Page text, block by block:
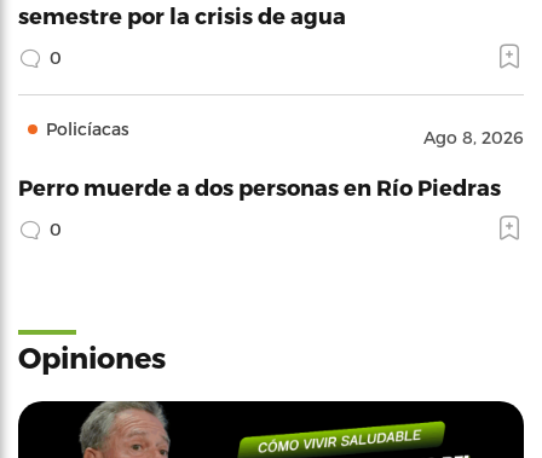
semestre por la crisis de agua
0
Policíacas Ago 8, 2026
Perro muerde a dos personas en Río Piedras
0
Opiniones